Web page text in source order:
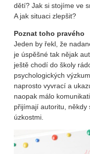
dětí? Jak si stojíme ve
A jak situaci zlepšit?
Poznat toho pravého
Jeden by řekl, že
je úspěšné tak nějak
ještě chodí do školy
psychologických
naprosto vyvrací a
naopak málo
přijímají autoritu, někdy
úzkostmi.